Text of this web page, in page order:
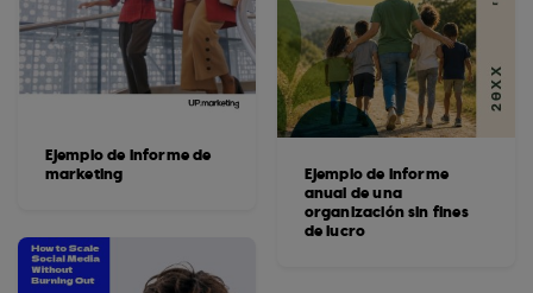
Ejemplo de informe de
marketing
Ejemplo de informe
anual de una
organización sin fines
de lucro